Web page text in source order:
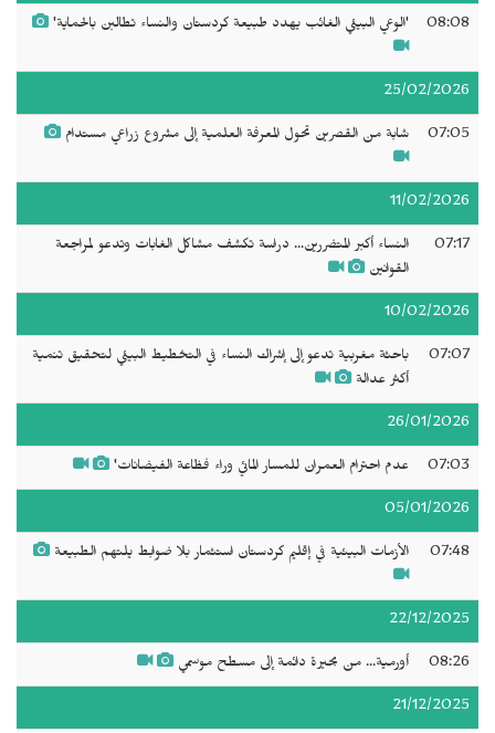
08:08 'الوعي البيئي الغائب يهدد طبيعة كردستان والنساء تطالبن بالحماية'
25/02/2026
07:05 شابة من القصرين تحول المعرفة العلمية إلى مشروع زراعي مستدام
11/02/2026
07:17
النساء أكبر المتضررين... دراسة تكشف مشاكل الغابات وتدعو لمراجعة
القوانين
10/02/2026
07:07
باحثة مغربية تدعو إلى إشراك النساء في التخطيط البيئي لتحقيق تنمية
أكثر عدالة
26/01/2026
07:03 عدم احترام العمران للمسار المائي وراء فظاعة الفيضانات'
05/01/2026
07:48 الأزمات البيئية في إقليم كردستان استثمار بلا ضوابط يلتهم الطبيعة
22/12/2025
08:26 أورمية... من بحيرة دائمة إلى مسطح موسمي
21/12/2025